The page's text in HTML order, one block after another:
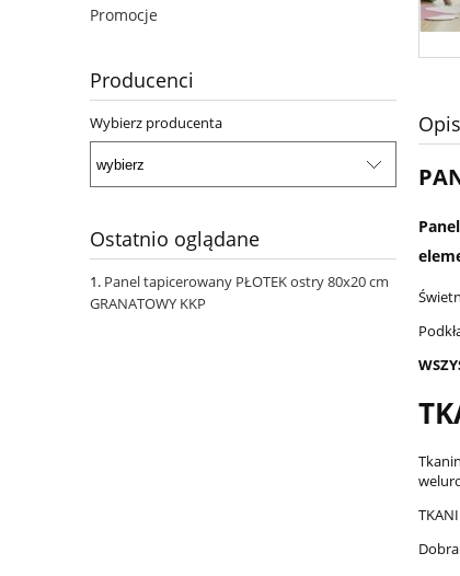
Promocje
Producenci
Wybierz producenta
Ostatnio oglądane
Panel tapicerowany PŁOTEK ostry 80x20 cm
GRANATOWY KKP
Opis